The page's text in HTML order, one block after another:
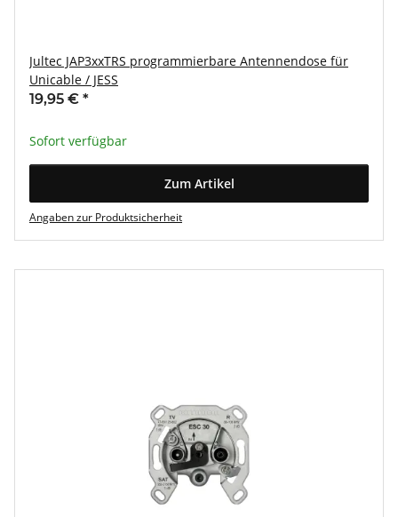
Jultec JAP3xxTRS programmierbare Antennendose für
Unicable / JESS
19,95 € *
Sofort verfügbar
Zum Artikel
Angaben zur Produktsicherheit